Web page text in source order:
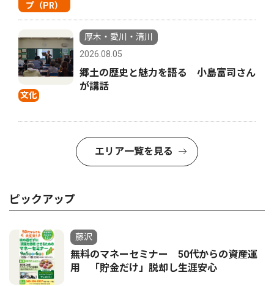
プ（PR）
文化
厚木・愛川・清川
2026.08.05
郷土の歴史と魅力を語る 小島富司さん
が講話
エリア一覧を見る
ピックアップ
藤沢
無料のマネーセミナー 50代からの資産運
用 「貯金だけ」脱却し生涯安心